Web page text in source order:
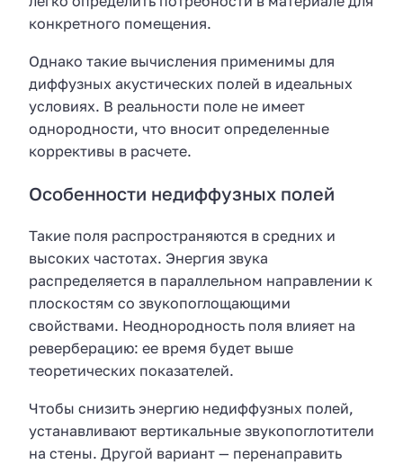
конкретного помещения.
Однако такие вычисления применимы для
диффузных акустических полей в идеальных
условиях. В реальности поле не имеет
однородности, что вносит определенные
коррективы в расчете.
Особенности недиффузных полей
Такие поля распространяются в средних и
высоких частотах. Энергия звука
распределяется в параллельном направлении к
плоскостям со звукопоглощающими
свойствами. Неоднородность поля влияет на
реверберацию: ее время будет выше
теоретических показателей.
Чтобы снизить энергию недиффузных полей,
устанавливают вертикальные звукопоглотители
на стены. Другой вариант — перенаправить